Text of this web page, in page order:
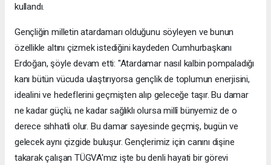
kullandı.
Gençliğin milletin atardamarı olduğunu söyleyen ve bunun
özellikle altını çizmek istediğini kaydeden Cumhurbaşkanı
Erdoğan, şöyle devam etti: "Atardamar nasıl kalbin pompaladığı
kanı bütün vücuda ulaştırıyorsa gençlik de toplumun enerjisini,
idealini ve hedeflerini geçmişten alıp geleceğe taşır. Bu damar
ne kadar güçlü, ne kadar sağlıklı olursa millî bünyemiz de o
derece sıhhatli olur. Bu damar sayesinde geçmiş, bugün ve
gelecek aynı çizgide buluşur. Gençlerimiz için canını dişine
takarak çalışan TÜGVA'mız işte bu denli hayati bir görevi